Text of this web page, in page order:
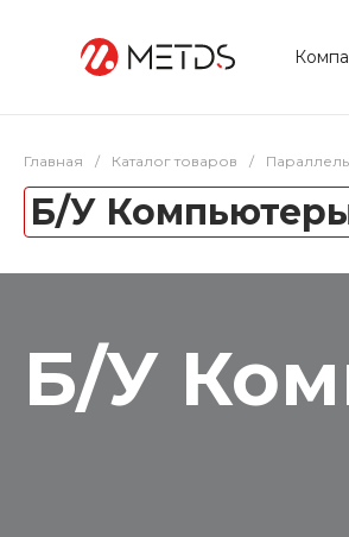
Главная / Каталог товаров /
Б/У
Б/У